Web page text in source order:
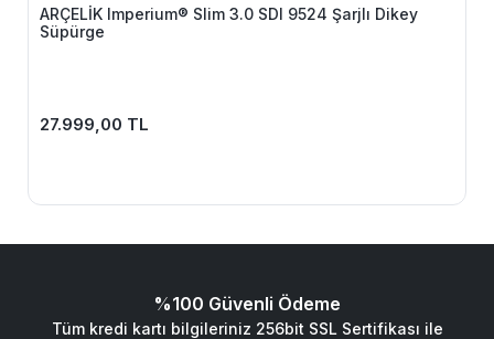
ARÇELİK Imperium® Slim 3.0 SDI 9524 Şarjlı Dikey
Süpürge
27.999,00 TL
%100 Güvenli Ödeme
Tüm kredi kartı bilgileriniz 256bit SSL Sertifikası ile